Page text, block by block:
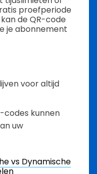
proefperiode
de QR-code
je abonnement
voor altijd
codes kunnen
uw
vs Dynamische